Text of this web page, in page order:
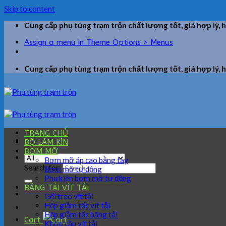
Skip to content
Cung cấp phụ tùng trạm trộn chất lượng tốt, giá hợp lý,
Assign a menu in Theme Options > Menus
Cung cấp phụ tùng trạm trộn chất lượng tốt, giá hợp lý,
Search for:
Cart
TRANG CHỦ
BỘ LÀM KÍN
BƠM MỠ
Bơm mỡ áp cao bằng tay
Bơm mỡ tự động
Phụ kiện bơm mỡ tự động
BĂNG TẢI VÍT TẢI
Gối treo vít tải
Hộp giảm tốc vít tải
Hộp giảm tốc băng tải
Khớp cầu vít tải